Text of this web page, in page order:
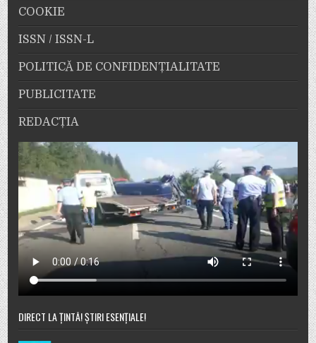
COOKIE
ISSN / ISSN-L
POLITICĂ DE CONFIDENȚIALITATE
PUBLICITATE
REDACȚIA
DIRECT LA ȚINTĂ! ȘTIRI ESENȚIALE!